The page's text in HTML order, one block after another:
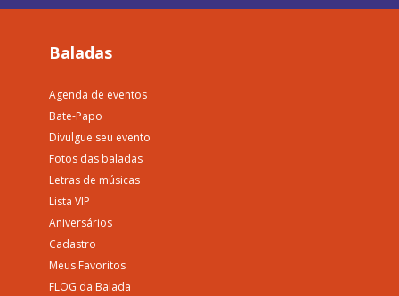
Baladas
Agenda de eventos
Bate-Papo
Divulgue seu evento
Fotos das baladas
Letras de músicas
Lista VIP
Aniversários
Cadastro
Meus Favoritos
FLOG da Balada